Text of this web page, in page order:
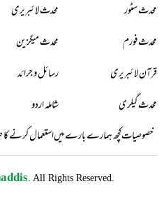
محدث سٹور محدث لائبریری
محدث فورم
محدث میگزین
قرآن لائبریری
رسائل و جرائد
محدث گیلری
شاملہ اردو
خصوصیاتکچھ ہمارے بارے میںاستعمال کرنے کا
. All Rights Reserved.